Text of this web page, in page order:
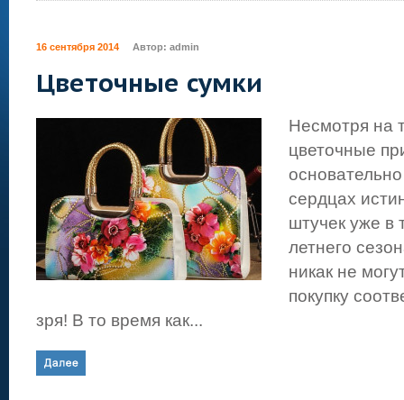
16 сентября 2014 Автор: admin
Цветочные сумки
Несмотря на
цветочные
сердцах
штучек уже в
летнего
никак не
покупку
зря! В то время как...